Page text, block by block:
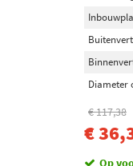
Diameter
€ 117,38
€
Op